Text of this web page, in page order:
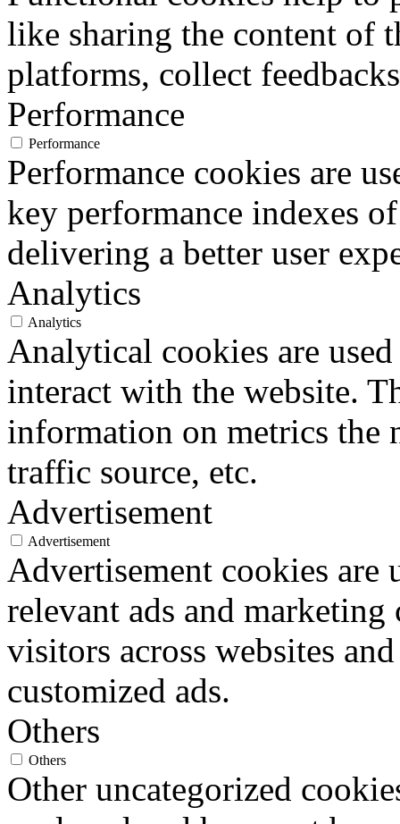
like sharing the content of
platforms, collect
Performance
Performance
Performance cookies are
key performance indexes
delivering a better user
Analytics
Analytics
Analytical cookies are
interact with the website.
information on metrics the
traffic source, etc.
Advertisement
Advertisement
Advertisement cookies
relevant ads and marketing
visitors across websites
customized ads.
Others
Others
Other uncategorized